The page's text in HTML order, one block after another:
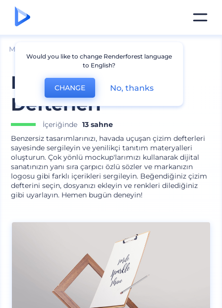
Mockuplar
Havadaki Çizim
Defterleri
İçeriğinde 13 sahne
Benzersiz tasarımlarınızı, havada uçuşan çizim defterleri
sayesinde sergileyin ve yenilikçi tanıtım materyalleri
oluşturun. Çok yönlü mockup'larımızı kullanarak dijital
sanatınızın yanı sıra çarpıcı özlü sözler ve markanızın
logosu gibi farklı içerikleri sergileyin. Beğendiğiniz çizim
defterini seçin, dosyanızı ekleyin ve renkleri dilediğiniz
gibi uyarlayın. Hemen bugün deneyin!
Would you like to change Renderforest language
to English?
CHANGE No, thanks